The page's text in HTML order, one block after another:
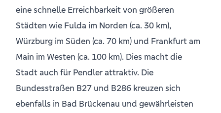
eine schnelle Erreichbarkeit von größeren
Städten wie Fulda im Norden (ca. 30 km),
Würzburg im Süden (ca. 70 km) und Frankfurt am
Main im Westen (ca. 100 km). Dies macht die
Stadt auch für Pendler attraktiv. Die
Bundesstraßen B27 und B286 kreuzen sich
ebenfalls in Bad Brückenau und gewährleisten